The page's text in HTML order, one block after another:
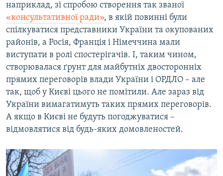
наприклад, зі спробою створення так званої
«консультативної ради», в якій повинні були
спілкуватися представники України та окупованих
районів, а Росія, Франція і Німеччина мали
виступати в ролі спостерігачів. І, таким чином,
створювалася ґрунт для майбутніх двосторонніх
прямих переговорів влади України і ОРДЛО – але
так, щоб у Києві цього не помітили. Але зараз від
України вимагатимуть таких прямих переговорів.
А якщо в Києві не будуть погоджуватися –
відмовлятися від будь-яких домовленостей.